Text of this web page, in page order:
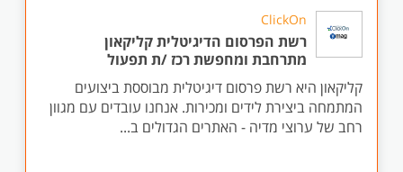
ClickOn
רשת הפרסום הדיגיטלית קליקאון
מתרחבת ומחפשת רכז /ת תפעול
קליקאון היא רשת פרסום דיגיטלית מבוססת ביצועים
המתמחה ביצירת לידים ומכירות. אנחנו עובדים עם מגוון
רחב של ערוצי מדיה - האתרים הגדולים ב...